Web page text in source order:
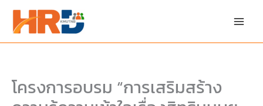
content
โครงการอบรม “การเสริมสร้าง